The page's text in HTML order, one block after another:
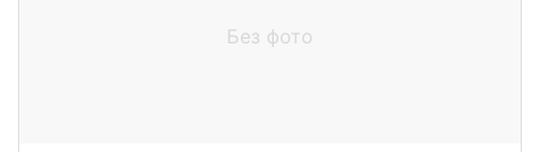
Без фото